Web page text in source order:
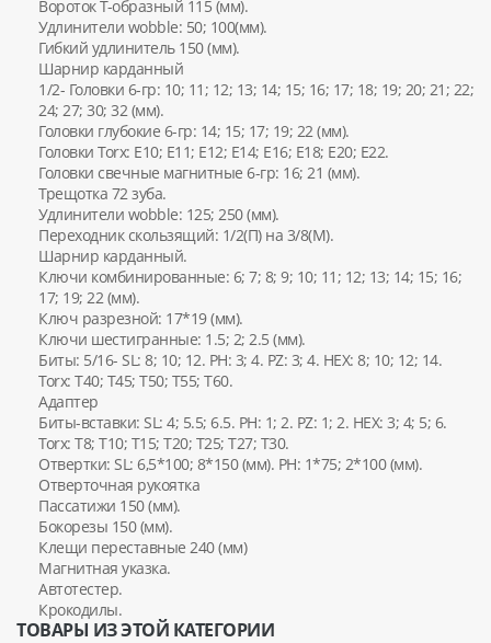
Вороток Т-образный 115 (мм).
Удлинители wobble: 50; 100(мм).
Гибкий удлинитель 150 (мм).
Шарнир карданный
1/2- Головки 6-гр: 10; 11; 12; 13; 14; 15; 16; 17; 18; 19; 20; 21; 22;
24; 27; 30; 32 (мм).
Головки глубокие 6-гр: 14; 15; 17; 19; 22 (мм).
Головки Torx: Е10; Е11; Е12; Е14; Е16; Е18; Е20; Е22.
Головки свечные магнитные 6-гр: 16; 21 (мм).
Трещотка 72 зуба.
Удлинители wobble: 125; 250 (мм).
Переходник скользящий: 1/2(П) на 3/8(М).
Шарнир карданный.
Ключи комбинированные: 6; 7; 8; 9; 10; 11; 12; 13; 14; 15; 16;
17; 19; 22 (мм).
Ключ разрезной: 17*19 (мм).
Ключи шестигранные: 1.5; 2; 2.5 (мм).
Биты: 5/16- SL: 8; 10; 12. PH: 3; 4. PZ: 3; 4. HEX: 8; 10; 12; 14.
Torx: T40; T45; T50; T55; T60.
Адаптер
Биты-вставки: SL: 4; 5.5; 6.5. PH: 1; 2. PZ: 1; 2. HEX: 3; 4; 5; 6.
Torx: Т8; T10; T15; T20; T25; T27; T30.
Отвертки: SL: 6,5*100; 8*150 (мм). PH: 1*75; 2*100 (мм).
Отверточная рукоятка
Пассатижи 150 (мм).
Бокорезы 150 (мм).
Клещи переставные 240 (мм)
Магнитная указка.
Автотестер.
Крокодилы.
ТОВАРЫ ИЗ ЭТОЙ КАТЕГОРИИ